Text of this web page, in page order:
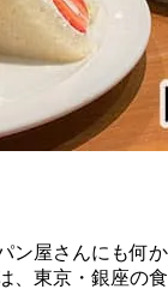
ン屋さんにも何か
、東京・銀座の食